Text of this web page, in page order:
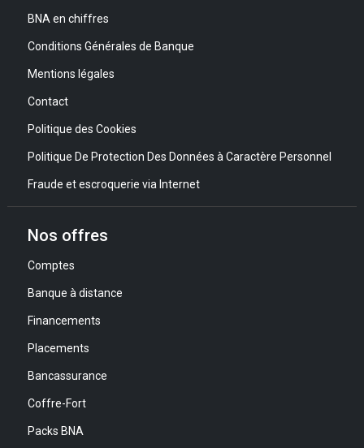
BNA en chiffres
Conditions Générales de Banque
Mentions légales
Contact
Politique des Cookies
Politique De Protection Des Données à Caractère Personnel
Fraude et escroquerie via Internet
Nos offres
Comptes
Banque à distance
Financements
Placements
Bancassurance
Coffre-Fort
Packs BNA